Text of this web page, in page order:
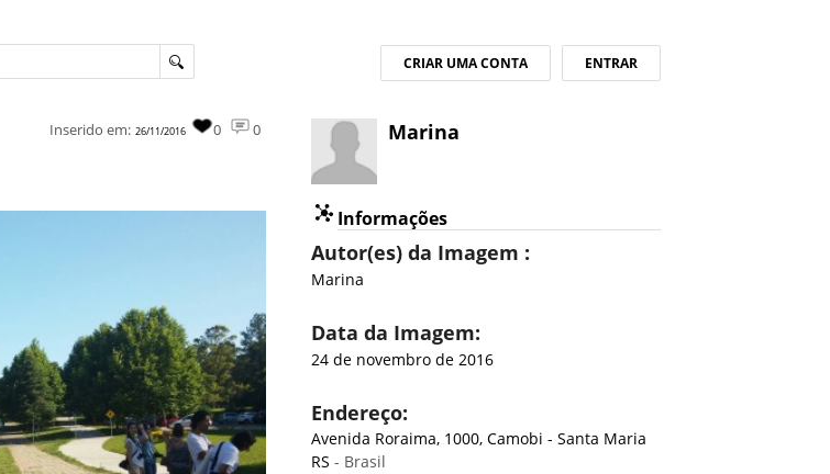
ENTRAR
CRIAR UMA CONTA
0
0
Inserido em: 26/11/2016 Marina
Informações
Autor(es) da Imagem :
Marina
Data da Imagem:
24 de novembro de 2016
Endereço:
Avenida Roraima, 1000, Camobi - Santa Maria
RS - Brasil